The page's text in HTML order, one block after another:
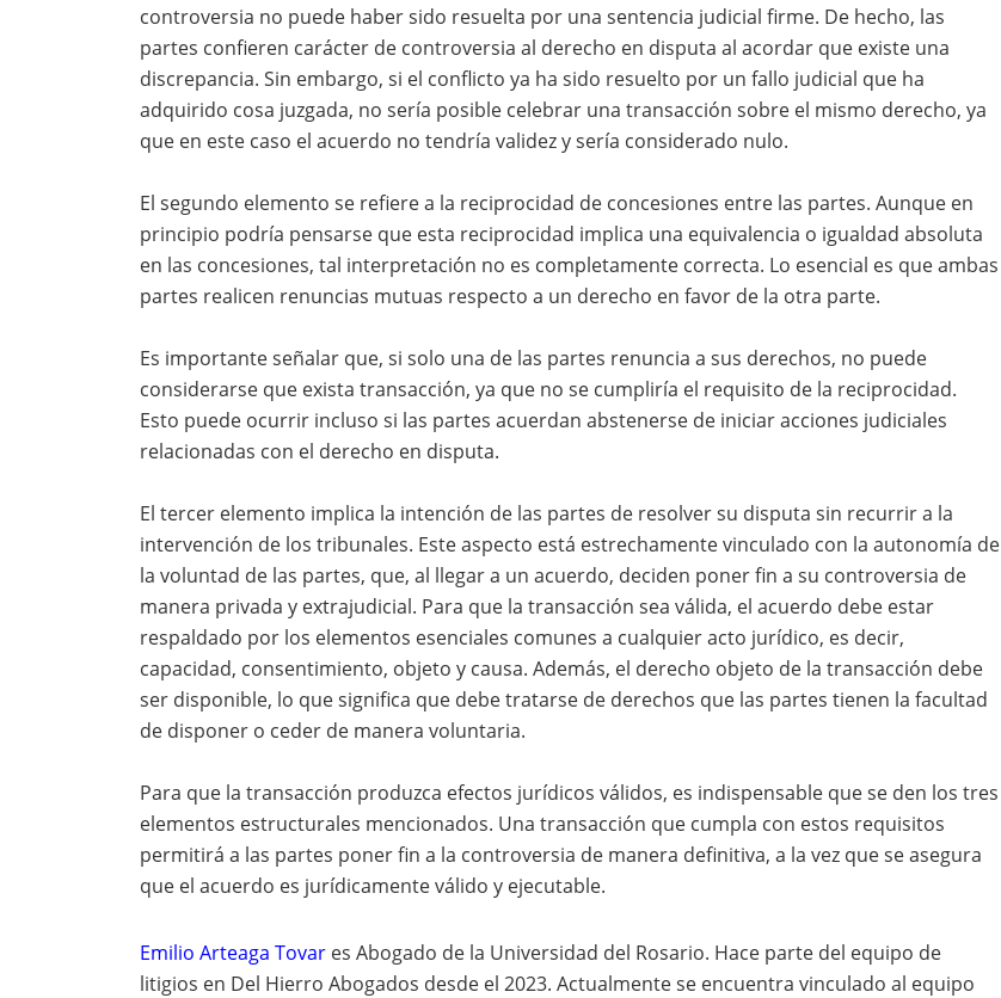
controversia no puede haber sido resuelta por una sentencia judicial firme. De hecho, las
partes confieren carácter de controversia al derecho en disputa al acordar que existe una
discrepancia. Sin embargo, si el conflicto ya ha sido resuelto por un fallo judicial que ha
adquirido cosa juzgada, no sería posible celebrar una transacción sobre el mismo derecho, ya
que en este caso el acuerdo no tendría validez y sería considerado nulo.
El segundo elemento se refiere a la reciprocidad de concesiones entre las partes. Aunque en
principio podría pensarse que esta reciprocidad implica una equivalencia o igualdad absoluta
en las concesiones, tal interpretación no es completamente correcta. Lo esencial es que ambas
partes realicen renuncias mutuas respecto a un derecho en favor de la otra parte.
Es importante señalar que, si solo una de las partes renuncia a sus derechos, no puede
considerarse que exista transacción, ya que no se cumpliría el requisito de la reciprocidad.
Esto puede ocurrir incluso si las partes acuerdan abstenerse de iniciar acciones judiciales
relacionadas con el derecho en disputa.
El tercer elemento implica la intención de las partes de resolver su disputa sin recurrir a la
intervención de los tribunales. Este aspecto está estrechamente vinculado con la autonomía de
la voluntad de las partes, que, al llegar a un acuerdo, deciden poner fin a su controversia de
manera privada y extrajudicial. Para que la transacción sea válida, el acuerdo debe estar
respaldado por los elementos esenciales comunes a cualquier acto jurídico, es decir,
capacidad, consentimiento, objeto y causa. Además, el derecho objeto de la transacción debe
ser disponible, lo que significa que debe tratarse de derechos que las partes tienen la facultad
de disponer o ceder de manera voluntaria.
Para que la transacción produzca efectos jurídicos válidos, es indispensable que se den los tres
elementos estructurales mencionados. Una transacción que cumpla con estos requisitos
permitirá a las partes poner fin a la controversia de manera definitiva, a la vez que se asegura
que el acuerdo es jurídicamente válido y ejecutable.
Emilio Arteaga Tovar es Abogado de la Universidad del Rosario. Hace parte del equipo de
litigios en Del Hierro Abogados desde el 2023. Actualmente se encuentra vinculado al equipo